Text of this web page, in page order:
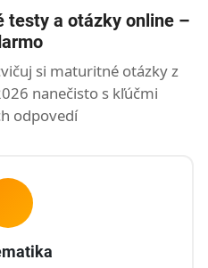
testy a otázky online –
si maturitné otázky z
nanečisto s kľúčmi
odpovedí